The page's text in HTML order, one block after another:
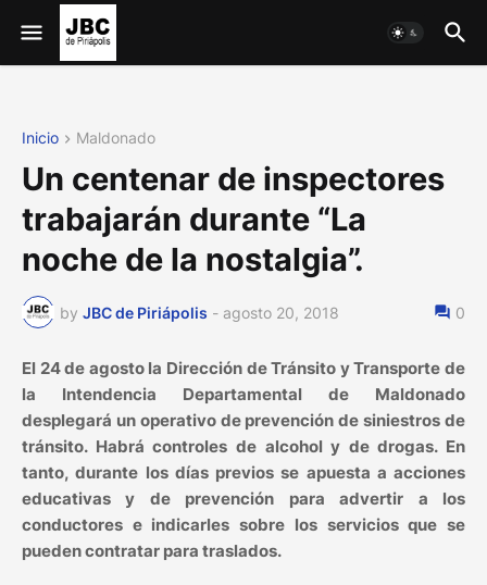
Inicio Maldonado
Un centenar de inspectores
trabajarán durante “La
noche de la nostalgia”.
by JBC de Piriápolis - agosto 20, 2018 0
El 24 de agosto la Dirección de Tránsito y Transporte de
la Intendencia Departamental de Maldonado
desplegará un operativo de prevención de siniestros de
tránsito. Habrá controles de alcohol y de drogas. En
tanto, durante los días previos se apuesta a acciones
educativas y de prevención para advertir a los
conductores e indicarles sobre los servicios que se
pueden contratar para traslados.